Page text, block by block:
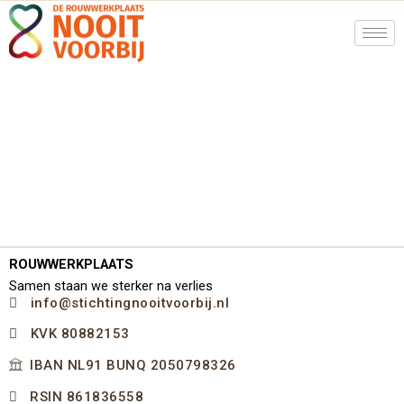
Ga
naar
de
ROUWWERKPLAATS
Samen staan we sterker na verlies
info@stichtingnooitvoorbij.nl
KVK 80882153
IBAN NL91 BUNQ 2050798326
RSIN 861836558